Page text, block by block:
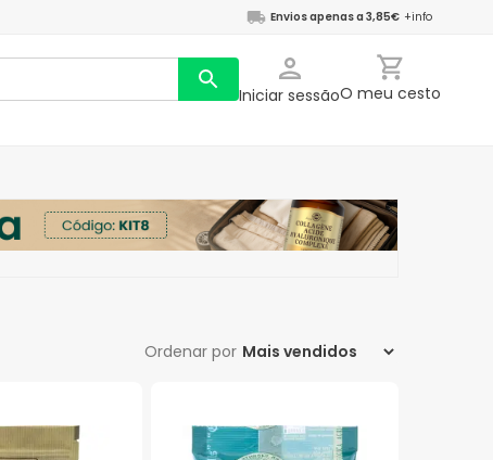
Envios apenas a 3,85€ +info
Iniciar sessãoO meu cesto
Ordenar por